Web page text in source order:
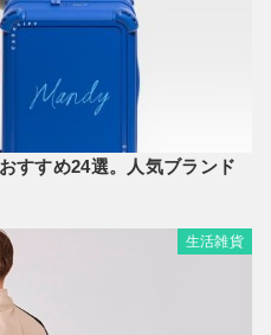
すすめ24選。人気ブランド
生活雑貨